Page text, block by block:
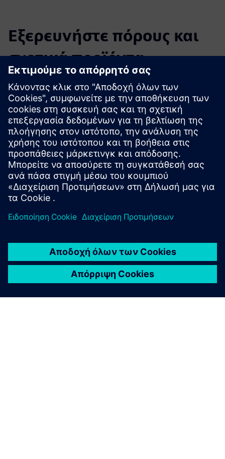
Εξερευνήστε πόρους και
σχετικά προϊόντα
Πρόσθετες πληροφορίες και πόροι
VS121/VS121-P Δελτίο δεδομένων
Οδηγός χρήσης VS121
Οδηγός χρήσης VS121-P
VS121/VS121-P Λευκό βιβλίο
Οδηγός ενσωμάτωσης: Αισθητήρες Milesight LoRaWAN με
το Building X της Siemens